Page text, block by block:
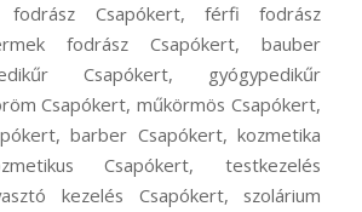
fodrász Csapókert, férfi fodrász
fodrász Csapókert, bauber
Csapókert, gyógypedikűr
Csapókert, műkörmös Csapókert,
barber Csapókert, kozmetika
Csapókert, testkezelés
kezelés Csapókert, szolárium